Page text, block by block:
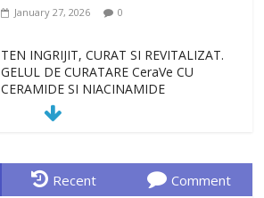
January 27, 2026 0
TEN INGRIJIT, CURAT SI REVITALIZAT.
GELUL DE CURATARE CeraVe CU
CERAMIDE SI NIACINAMIDE
January 23, 2026
ori o provocare. Idei inedite, cadouri
originale, le puteti avea la Giftspot.ro,
Recent Comment